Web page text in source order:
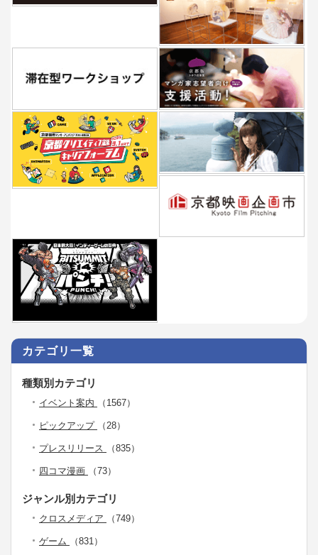
カテゴリ一覧
種類別カテゴリ
イベント案内 （1567）
ピックアップ （28）
プレスリリース （835）
四コマ漫画 （73）
ジャンル別カテゴリ
クロスメディア （749）
ゲーム （831）